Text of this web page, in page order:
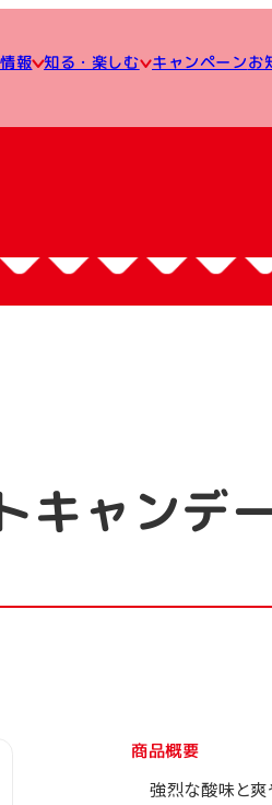
報 知る・楽しむ キャンペーンお
キャンデ
商品概要
強烈な酸味と爽